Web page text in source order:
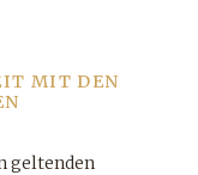
MIT DEN
geltenden